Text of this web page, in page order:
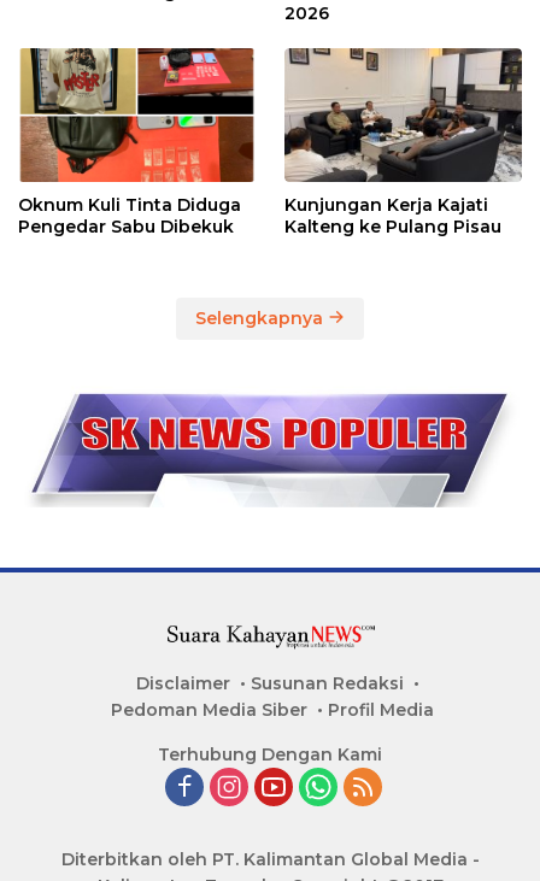
2026
Oknum Kuli Tinta Diduga
Pengedar Sabu Dibekuk
Kunjungan Kerja Kajati
Kalteng ke Pulang Pisau
Selengkapnya
Disclaimer
Susunan Redaksi
Pedoman Media Siber
Profil Media
Terhubung Dengan Kami
Diterbitkan oleh PT. Kalimantan Global Media -